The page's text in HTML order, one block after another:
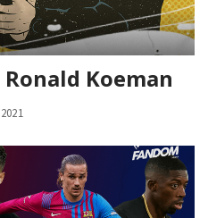
Koeman